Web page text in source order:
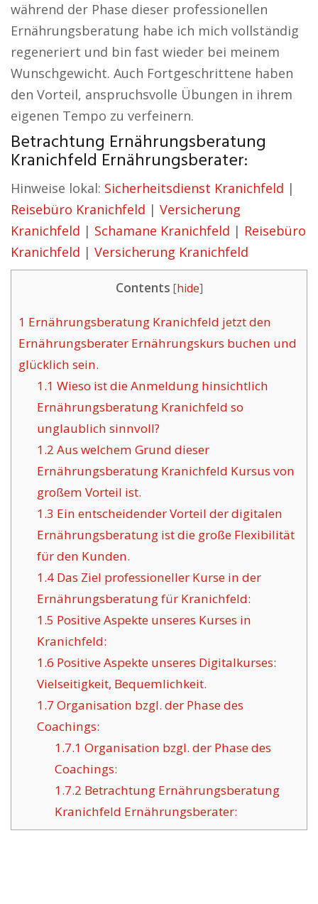
während der Phase dieser professionellen
Ernährungsberatung habe ich mich vollständig
regeneriert und bin fast wieder bei meinem
Wunschgewicht. Auch Fortgeschrittene haben
den Vorteil, anspruchsvolle Übungen in ihrem
eigenen Tempo zu verfeinern.
Betrachtung Ernährungsberatung
Kranichfeld Ernährungsberater:
Hinweise lokal: Sicherheitsdienst Kranichfeld |
Reisebüro Kranichfeld | Versicherung
Kranichfeld | Schamane Kranichfeld | Reisebüro
Kranichfeld | Versicherung Kranichfeld
Contents [hide]
1 Ernährungsberatung Kranichfeld jetzt den
Ernährungsberater Ernährungskurs buchen und
glücklich sein.
1.1 Wieso ist die Anmeldung hinsichtlich
Ernährungsberatung Kranichfeld so
unglaublich sinnvoll?
1.2 Aus welchem Grund dieser
Ernährungsberatung Kranichfeld Kursus von
großem Vorteil ist.
1.3 Ein entscheidender Vorteil der digitalen
Ernährungsberatung ist die große Flexibilität
für den Kunden.
1.4Das Ziel professioneller Kurse in der
Ernährungsberatung für Kranichfeld:
1.5 Positive Aspekte unseres Kurses in
Kranichfeld:
1.6 Positive Aspekte unseres Digitalkurses:
Vielseitigkeit, Bequemlichkeit.
1.7 Organisation bzgl. der Phase des
Coachings:
1.7.1 Organisation bzgl. der Phase des
Coachings:
1.7.2 Betrachtung Ernährungsberatung
Kranichfeld Ernährungsberater: